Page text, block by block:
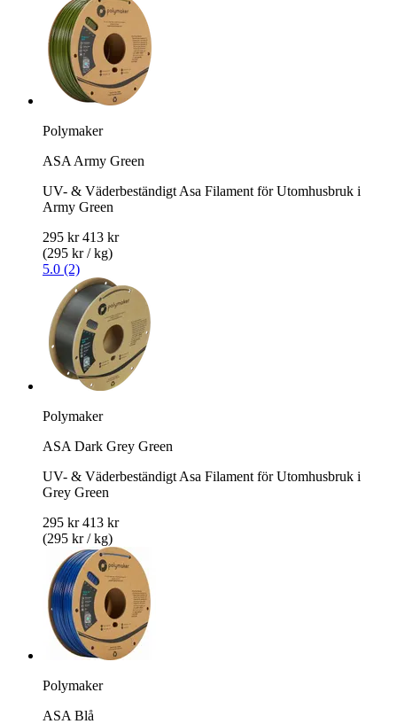
Polymaker
ASA Army Green
UV- & Väderbeständigt Asa Filament för Utomhusbruk i
Army Green
295 kr 413 kr
(295 kr / kg)
5.0 (2)
Polymaker
ASA Dark Grey Green
UV- & Väderbeständigt Asa Filament för Utomhusbruk i
Grey Green
295 kr 413 kr
(295 kr / kg)
Polymaker
ASA Blå